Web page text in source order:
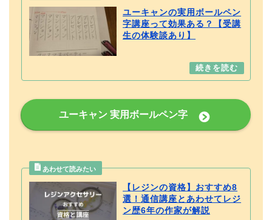
ユーキャンの実用ボールペン
字講座って効果ある？【受講
生の体験談あり】
ユーキャン 実用ボールペン字
【レジンの資格】おすすめ8
選！通信講座とあわせてレジ
ン歴6年の作家が解説